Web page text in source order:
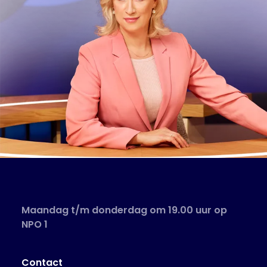
Maandag t/m donderdag om 19.00 uur op
NPO 1
Contact